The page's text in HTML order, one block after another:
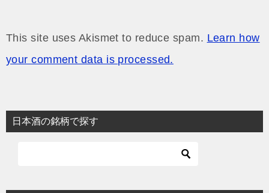
This site uses Akismet to reduce spam. Learn how
your comment data is processed.
日本酒の銘柄で探す